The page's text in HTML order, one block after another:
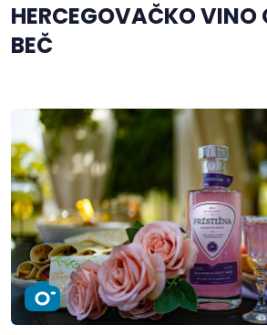
HERCEGOVAČKO VINO
BEČ